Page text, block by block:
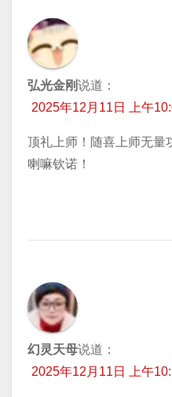
弘光金刚说道：
2025年12月11日 上午
顶礼上师！随喜上师无量
喇嘛钦诺！
幻灵天母说道：
2025年12月11日 上午